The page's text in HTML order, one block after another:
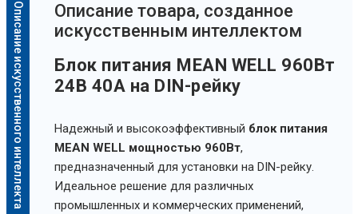
Описание искусственного интеллекта
Oписание товара, созданное
искусственным интеллектом
Блок питания MEAN WELL 960Вт
24В 40А на DIN-рейку
Надежный и высокоэффективный блок питания
MEAN WELL мощностью 960Вт,
предназначенный для установки на DIN-рейку.
Идеальное решение для различных
промышленных и коммерческих применений,